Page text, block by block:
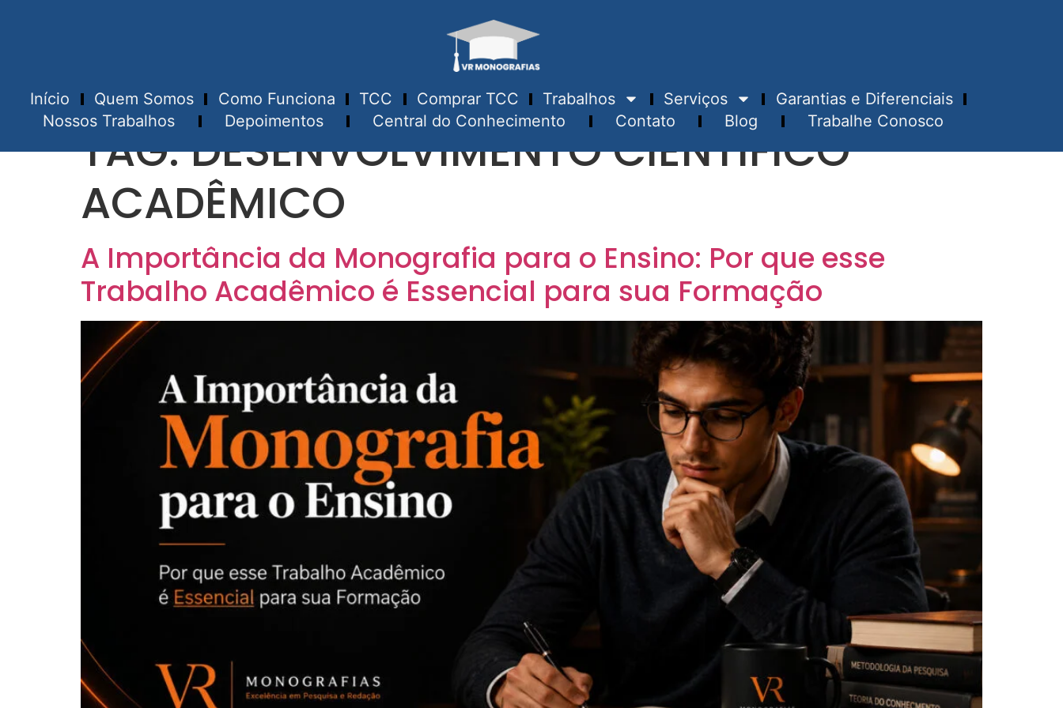
Início Quem Somos Como Funciona TCC Comprar TCC Trabalhos Serviços
Garantias e Diferenciais
Nossos Trabalhos
Depoimentos Central do Conhecimento Contato Blog Trabalhe Conosco
TAG:DESENVOLVIMENTO CIENTÍFICO
ACADÊMICO
A Importância da Monografia para o Ensino: Por que esse
Trabalho Acadêmico é Essencial para sua Formação